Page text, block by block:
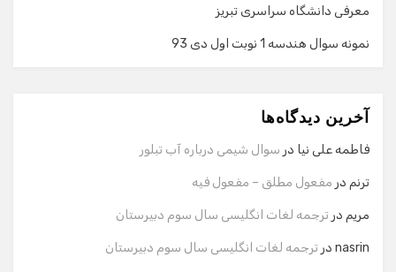
معرفی دانشگاه سراسری تبریز
نمونه سوال هندسه 1 نوبت اول دی 93
آخرین دیدگاه‌ها
فاطمه علی نیا در سوال شیمی درباره آب تبلور
ترنم در مفعول مطلق – مفعول فیه
مریم در ترجمه لغات انگلیسی سال سوم دبیرستان
nasrin در ترجمه لغات انگلیسی سال سوم دبیرستان
گفت‌وگو با دستیار هوشمند
سلام! برای شروع گفت‌وگو لطفاً شماره تماس یا ایمیل خود را
وارد کنید.